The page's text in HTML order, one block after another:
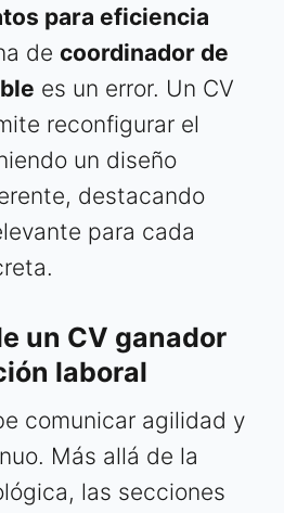
para eficiencia
de coordinador de
es un error. Un CV
reconfigurar el
un diseño
destacando
para cada
un CV ganador
laboral
comunicar agilidad y
Más allá de la
las secciones